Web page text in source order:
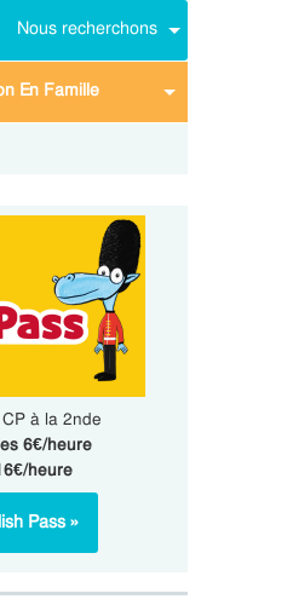
Nous recherchons
En Famille
à la 2nde
6€/heure
heure
Pass »